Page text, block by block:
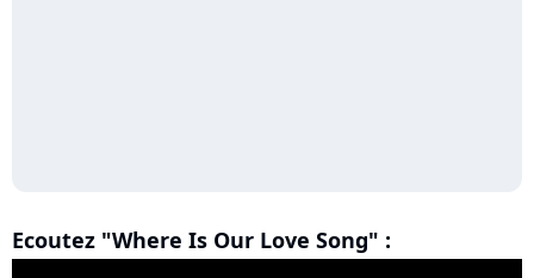
Ecoutez "Where Is Our Love Song" :